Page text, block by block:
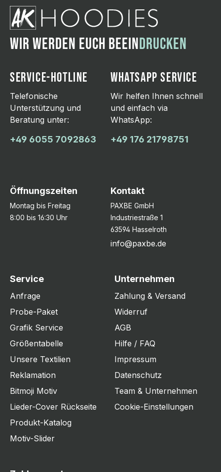
WIR WERDEN EUCH BEEINDRUCKEN
SERVICE-HOTLINE
Telefonische
Unterstützung und
Beratung unter:
+49 6055 7092863
WHATSAPP SERVICE
Wir helfen Ihnen schnell
und einfach via
WhatsApp:
+49 176 21798751
Öffnungszeiten
Montag bis Freitag
8:00 bis 16:30 Uhr
Kontakt
PAXBE GmbH
Industriestraße 1
63594 Hasselroth
info@paxbe.de
Service
Anfrage
Probe-Paket
Grafik Service
Größentabelle
Unsere Textilien
Reklamation
Bitmoji Motiv
Lieder-Cover Rückseite
Produkt-Katalog
Motiv-Slider
Unternehmen
Zahlung & Versand
Widerruf
AGB
Hilfe / FAQ
Impressum
Datenschutz
Team & Unternehmen
Cookie-Einstellungen